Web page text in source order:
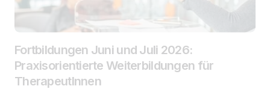
Fortbildungen Juni und Juli 2026:
Praxisorientierte Weiterbildungen für
TherapeutInnen